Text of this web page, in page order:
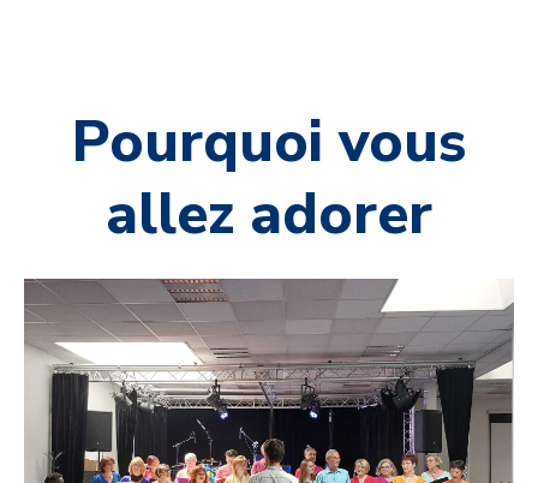
Pourquoi vous
allez adorer